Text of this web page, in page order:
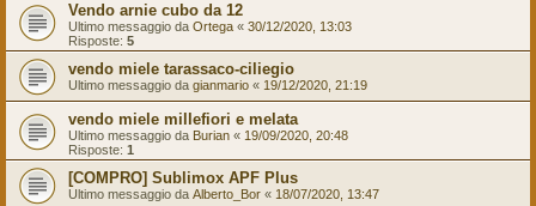
Vendo arnie cubo da 12
Ultimo messaggio da Ortega « 30/12/2020, 13:03
Risposte: 5
vendo miele tarassaco-ciliegio
Ultimo messaggio da gianmario « 19/12/2020, 21:19
vendo miele millefiori e melata
Ultimo messaggio da Burian « 19/09/2020, 20:48
Risposte: 1
[COMPRO] Sublimox APF Plus
Ultimo messaggio da Alberto_Bor « 18/07/2020, 13:47